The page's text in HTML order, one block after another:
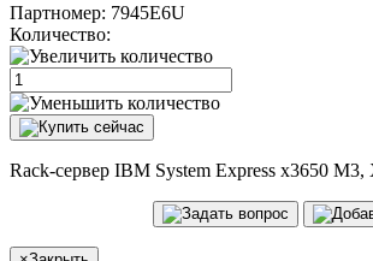
Партномер: 7945E6U
Количество:
Rack-сервер IBM System Express x3650